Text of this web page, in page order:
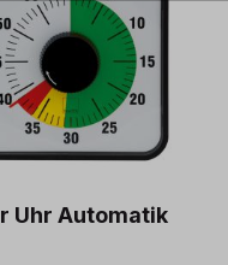
Uhr Automatik